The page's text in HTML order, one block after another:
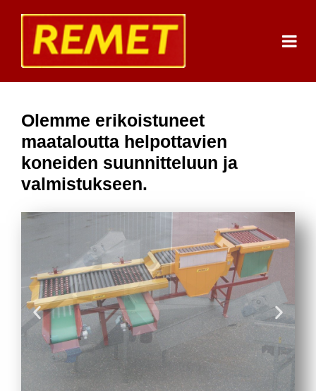
Olemme erikoistuneet
maataloutta helpottavien
koneiden suunnitteluun ja
valmistukseen.